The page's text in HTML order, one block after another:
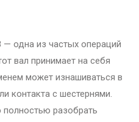
одна из частых операций
вал принимает на себя
может изнашиваться в
контакта с шестернями.
разобрать